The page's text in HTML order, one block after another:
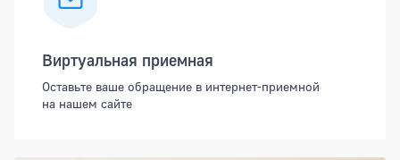
Виртуальная приемная
Оставьте ваше обращение в интернет-приемной
на нашем сайте